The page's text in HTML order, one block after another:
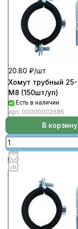
20.80 ₽/шт
Хомут трубный
М8 (150шт/уп)
Есть в наличии
Арт. 00000002685
В корзину